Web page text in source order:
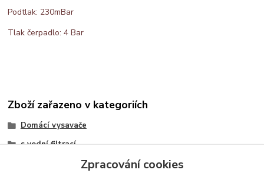
Podtlak: 230mBar
Tlak čerpadlo: 4 Bar
Zboží zařazeno v kategoriích
Domácí vysavače
s vodní filtrací
Zpracování cookies